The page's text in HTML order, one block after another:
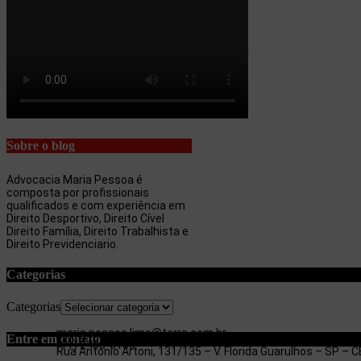
Sobre o blog
Advocacia Maria Pessoa é
composta por profissionais
qualificados e com experiência em
Direito Desportivo, Direito Cível
Direito Família, Direito Trabalhista e
Direito Previdenciario.
Categorias
Categorias
Entre em contato
Rua Antonio Artoni, 131/135 – V. Florida Guarulhos – SP –
(11) 2403-3180
(11) 97053-3654
maria.pessoa.lima@terra.com.br